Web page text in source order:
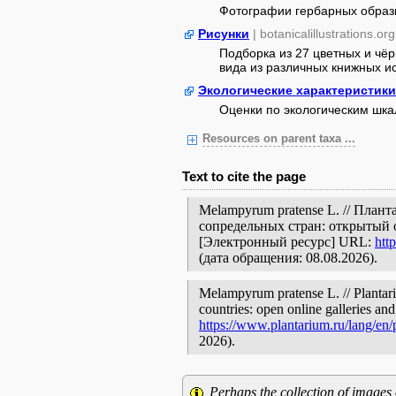
Фотографии гербарных
Рисунки | botanicalillustrations.org
Подборка из 27 цветных и
вида из различных книжных
Экологические характеристики
Оценки по экологическим
Resources on parent taxa ...
Text to cite the page
Melampyrum pratense L. //
сопредельных стран: открытый
[Электронный ресурс] URL:
(дата обращения: 08.08.2026).
Melampyrum pratense L. //
countries: open online galleries
https://www.plantarium.ru/lang/
2026).
Perhaps the collection of